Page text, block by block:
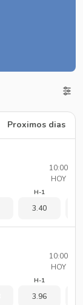
Proximos dias
10:00
HOY
H-1
3.40
10:00
HOY
H-1
3.96